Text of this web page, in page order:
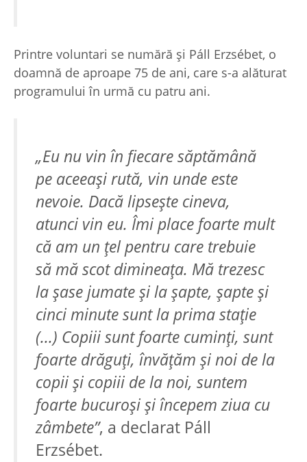
Printre voluntari se numără şi Páll Erzsébet, o
doamnă de aproape 75 de ani, care s-a alăturat
programului în urmă cu patru ani.
„Eu nu vin în fiecare săptămână
pe aceeaşi rută, vin unde este
nevoie. Dacă lipseşte cineva,
atunci vin eu. Îmi place foarte mult
că am un ţel pentru care trebuie
să mă scot dimineaţa. Mă trezesc
la şase jumate şi la şapte, şapte şi
cinci minute sunt la prima staţie
(...) Copiii sunt foarte cuminţi, sunt
foarte drăguţi, învăţăm şi noi de la
copii şi copiii de la noi, suntem
foarte bucuroşi şi începem ziua cu
zâmbete”, a declarat Páll
Erzsébet.